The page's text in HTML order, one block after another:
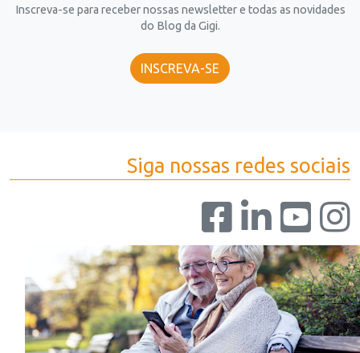
Inscreva-se para receber nossas newsletter e todas as novidades
do Blog da Gigi.
INSCREVA-SE
Siga nossas redes sociais